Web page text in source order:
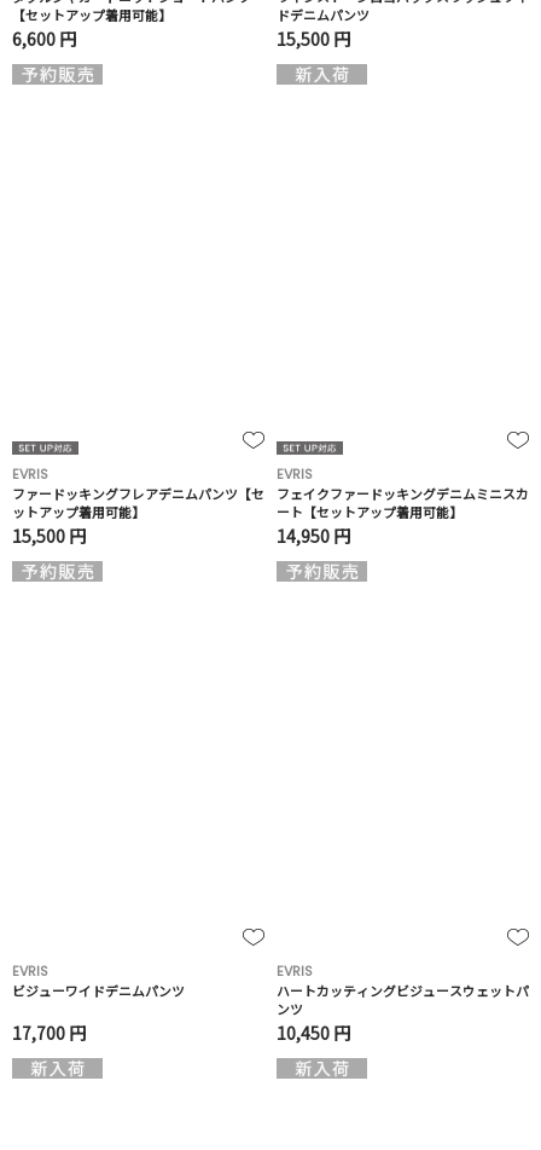
【セットアップ着用可能】
6,600 円
ドデニムパンツ
15,500 円
EVRIS
ファードッキングフレアデニムパンツ【セ
ットアップ着用可能】
15,500 円
EVRIS
フェイクファードッキングデニムミニスカ
ート【セットアップ着用可能】
14,950 円
EVRIS
ビジューワイドデニムパンツ
17,700 円
EVRIS
ハートカッティングビジュースウェットパ
ンツ
10,450 円